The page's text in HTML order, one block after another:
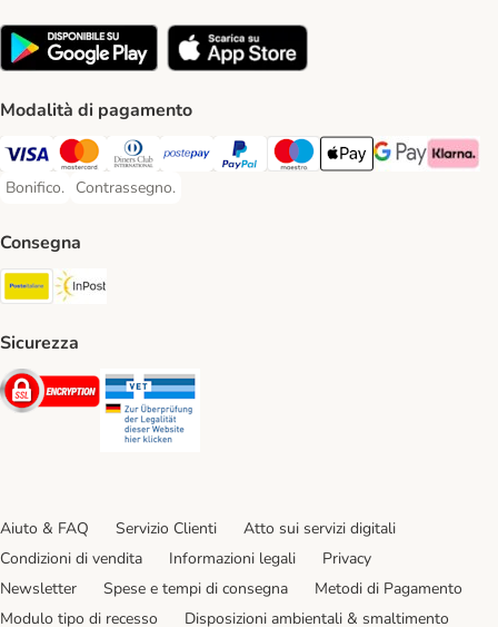
Modalità di pagamento
Visa. Payment Method
Mastercard. Payment Method
Diners Club. Payment Method
Postepay. Payment Method
PayPal. Payment Method
Maestro. Payment Method
Apple pay. Payment
Google Pay
Klarna
Bonifico.
Bonifico. Payment Method
Contrassegno.
Contrassegno. Payment Method
Consegna
Poste Italiane. Shipping Method
Sicurezza
Security
Aiuto & FAQ Servizio Clienti
Atto sui servizi digitali
Condizioni di vendita
Informazioni legali
Privacy
Newsletter
Spese e tempi di consegna
Metodi di Pagamento
Modulo tipo di recesso
Disposizioni ambientali & smaltimento